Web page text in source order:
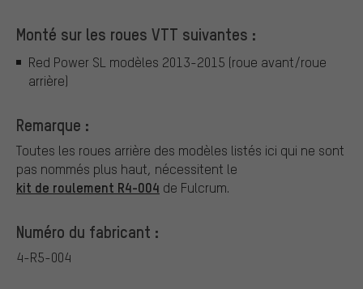
Monté sur les roues VTT suivantes :
Red Power SL modèles 2013-2015 (roue avant/roue
arrière)
Remarque :
Toutes les roues arrière des modèles listés ici qui ne sont
pas nommés plus haut, nécessitent le
kit de roulement R4-004 de Fulcrum.
Numéro du fabricant :
4-R5-004